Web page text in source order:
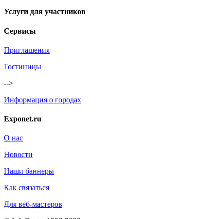
Услуги для участников
Сервисы
Приглашения
Гостиницы
-->
Информация о городах
Exponet.ru
О нас
Новости
Наши баннеры
Как связаться
Для веб-мастеров